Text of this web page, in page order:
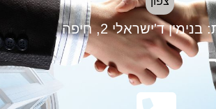
בנימין ד'ישראלי 2, חיפה